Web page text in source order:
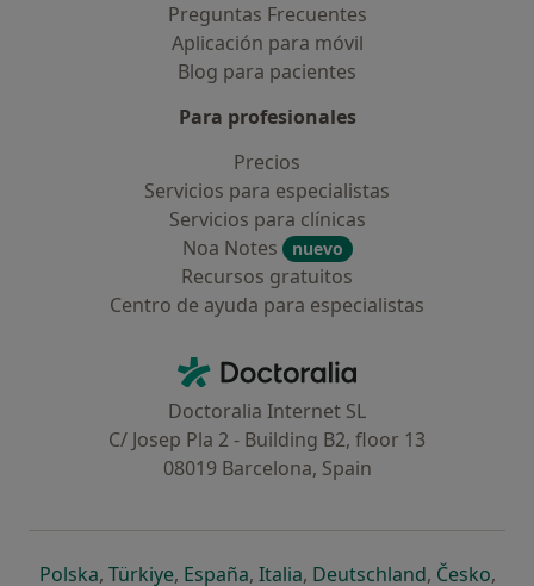
Preguntas Frecuentes
Aplicación para móvil
Blog para pacientes
Para profesionales
Precios
Servicios para especialistas
Servicios para clínicas
Noa Notes
nuevo
Recursos gratuitos
Centro de ayuda para especialistas
Doctoralia - Página de inicio
Doctoralia Internet SL
C/ Josep Pla 2 - Building B2, floor 13
08019 Barcelona, Spain
Polskase abre en una nueva pestaña
, Türkiyese abre en una nueva pestaña
, Españase abre en una nueva pestaña
, Italiase abre en una nueva
, Deutschlandse abre en
, Českose
,